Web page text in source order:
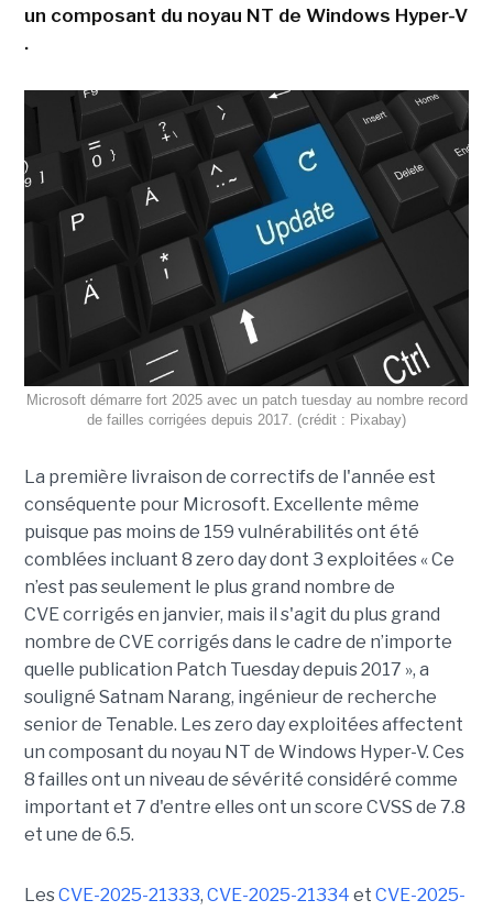
un composant du noyau NT de Windows Hyper-V
.
Microsoft démarre fort 2025 avec un patch tuesday au nombre record
de failles corrigées depuis 2017. (crédit : Pixabay)
La première livraison de correctifs de l'année est
conséquente pour Microsoft. Excellente même
puisque pas moins de 159 vulnérabilités ont été
comblées incluant 8 zero day dont 3 exploitées «Ce
n’est pas seulement le plus grand nombre de
CVE corrigés en janvier, mais il s'agit du plus grand
nombre de CVE corrigés dans le cadre de n’importe
quelle publication Patch Tuesday depuis 2017 », a
souligné Satnam Narang, ingénieur de recherche
senior de Tenable. Les zero day exploitées affectent
un composant du noyau NT de Windows Hyper-V. Ces
8 failles ont un niveau de sévérité considéré comme
important et 7 d'entre elles ont un score CVSS de 7.8
et une de 6.5.
LesCVE-2025-21333, CVE-2025-21334 et CVE-2025-